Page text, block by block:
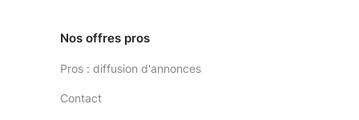
Nos offres pros
Pros : diffusion d'annonces
Contact